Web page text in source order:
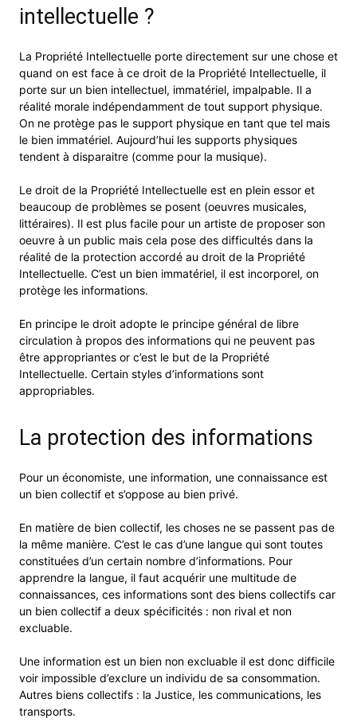
intellectuelle ?
La Propriété Intellectuelle porte directement sur une chose et
quand on est face à ce droit de la Propriété Intellectuelle, il
porte sur un bien intellectuel, immatériel, impalpable. Il a
réalité morale indépendamment de tout support physique.
On ne protège pas le support physique en tant que tel mais
le bien immatériel. Aujourd’hui les supports physiques
tendent à disparaitre (comme pour la musique).
Le droit de la Propriété Intellectuelle est en plein essor et
beaucoup de problèmes se posent (oeuvres musicales,
littéraires). Il est plus facile pour un artiste de proposer son
oeuvre à un public mais cela pose des difficultés dans la
réalité de la protection accordé au droit de la Propriété
Intellectuelle. C’est un bien immatériel, il est incorporel, on
protège les informations.
En principe le droit adopte le principe général de libre
circulation à propos des informations qui ne peuvent pas
être appropriantes or c’est le but de la Propriété
Intellectuelle. Certain styles d’informations sont
appropriables.
La protection des informations
Pour un économiste, une information, une connaissance est
un bien collectif et s’oppose au bien privé.
En matière de bien collectif, les choses ne se passent pas de
la même manière. C’est le cas d’une langue qui sont toutes
constituées d’un certain nombre d’informations. Pour
apprendre la langue, il faut acquérir une multitude de
connaissances, ces informations sont des biens collectifs car
un bien collectif a deux spécificités : non rival et non
excluable.
Une information est un bien non excluable il est donc difficile
voir impossible d’exclure un individu de sa consommation.
Autres biens collectifs : la Justice, les communications, les
transports.